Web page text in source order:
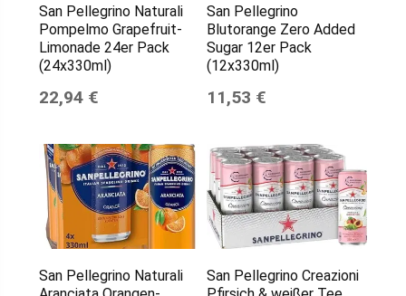
San Pellegrino Naturali
Pompelmo Grapefruit-
Limonade 24er Pack
(24x330ml)
22,94 €
San Pellegrino
Blutorange Zero Added
Sugar 12er Pack
(12x330ml)
11,53 €
San Pellegrino Naturali
San Pellegrino Creazioni